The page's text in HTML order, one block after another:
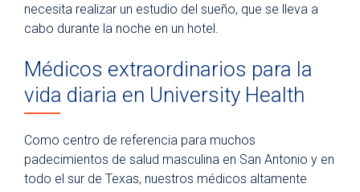
necesita realizar un estudio del sueño, que se lleva a
cabo durante la noche en un hotel.
Médicos extraordinarios para la
vida diaria en University Health
Como centro de referencia para muchos
padecimientos de salud masculina en San Antonio y en
todo el sur de Texas, nuestros médicos altamente